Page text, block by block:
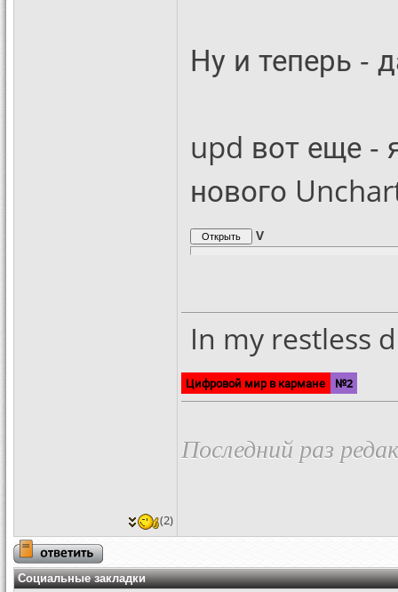
Ну и теперь -
upd вот еще -
нового
V
In my restless
Цифровой мир в кармане №2
Последний раз
(2)
Социальные закладки